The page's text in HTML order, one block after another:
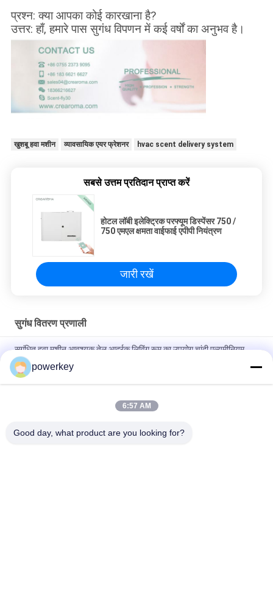
प्रश्न: क्या आपका कोई कारखाना है?
उत्तर: हाँ, हमारे पास सुगंध विपणन में कई वर्षों का अनुभव है।
खुशबू हवा मशीन व्यावसायिक एयर फ्रेशनर hvac scent delivery system
सबसे उत्तम प्रतिदान प्राप्त करें
होटल लॉबी इलेक्ट्रिक परफ्यूम डिस्पेंसर 750 /
750 एमएल क्षमता वाईफाई एपीपी नियंत्रण
जारी रखें
सुगंध वितरण प्रणाली
सुगंधित हवा मशीन आवश्यक तेल आर्द्रक लिविंग रूम का उपयोग चांदी एल्यूमीनियम
चांदी
मैनुअल आर्द्रता इलेक्ट्रिक आवश्यक तेल विसारक 300ml सफेद प्लास्टिक हवा सुगंध
16W वाईफाई ऐप नियंत्रित प्लग इन अरोमा ऑयल डिफ्यूज़र वाटरलेस नेब्युलाइज़र
powerkey
6:57 AM
Good day, what product are you looking for?